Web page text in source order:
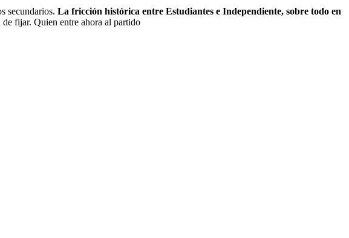
secundarios. La fricción histórica entre Estudiantes e Independiente, sobre todo en
fijar. Quien entre ahora al partido